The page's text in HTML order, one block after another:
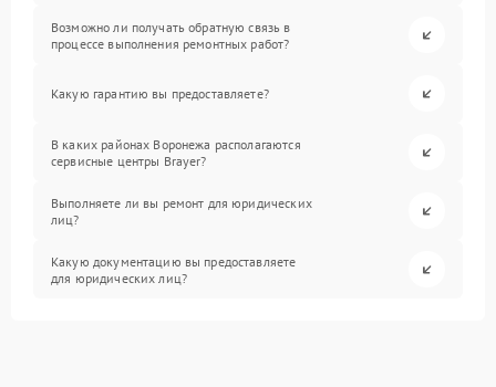
Возможно ли получать обратную связь в
процессе выполнения ремонтных работ?
Какую гарантию вы предоставляете?
В каких районах Воронежа располагаются
сервисные центры Brayer?
Выполняете ли вы ремонт для юридических
лиц?
Какую документацию вы предоставляете
для юридических лиц?